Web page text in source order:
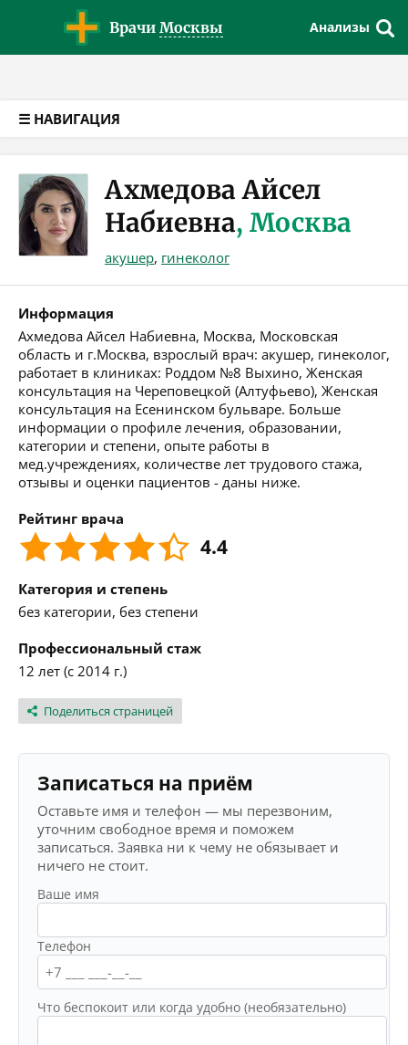
Врачи Москвы Анализы
☰ НАВИГАЦИЯ
Ахмедова Айсел
Набиевна, Москва
акушер, гинеколог
Информация
Ахмедова Айсел Набиевна, Москва, Московская
область и г.Москва, взрослый врач: акушер, гинеколог,
работает в клиниках: Роддом №8 Выхино, Женская
консультация на Череповецкой (Алтуфьево), Женская
консультация на Есенинском бульваре. Больше
информации о профиле лечения, образовании,
категории и степени, опыте работы в
мед.учреждениях, количестве лет трудового стажа,
отзывы и оценки пациентов - даны ниже.
Рейтинг врача
4.4
Категория и степень
без категории, без степени
Профессиональный стаж
12 лет (с 2014 г.)
Поделиться страницей
Записаться на приём
Оставьте имя и телефон — мы перезвоним,
уточним свободное время и поможем
записаться. Заявка ни к чему не обязывает и
ничего не стоит.
Ваше имя
Телефон
Что беспокоит или когда удобно (необязательно)